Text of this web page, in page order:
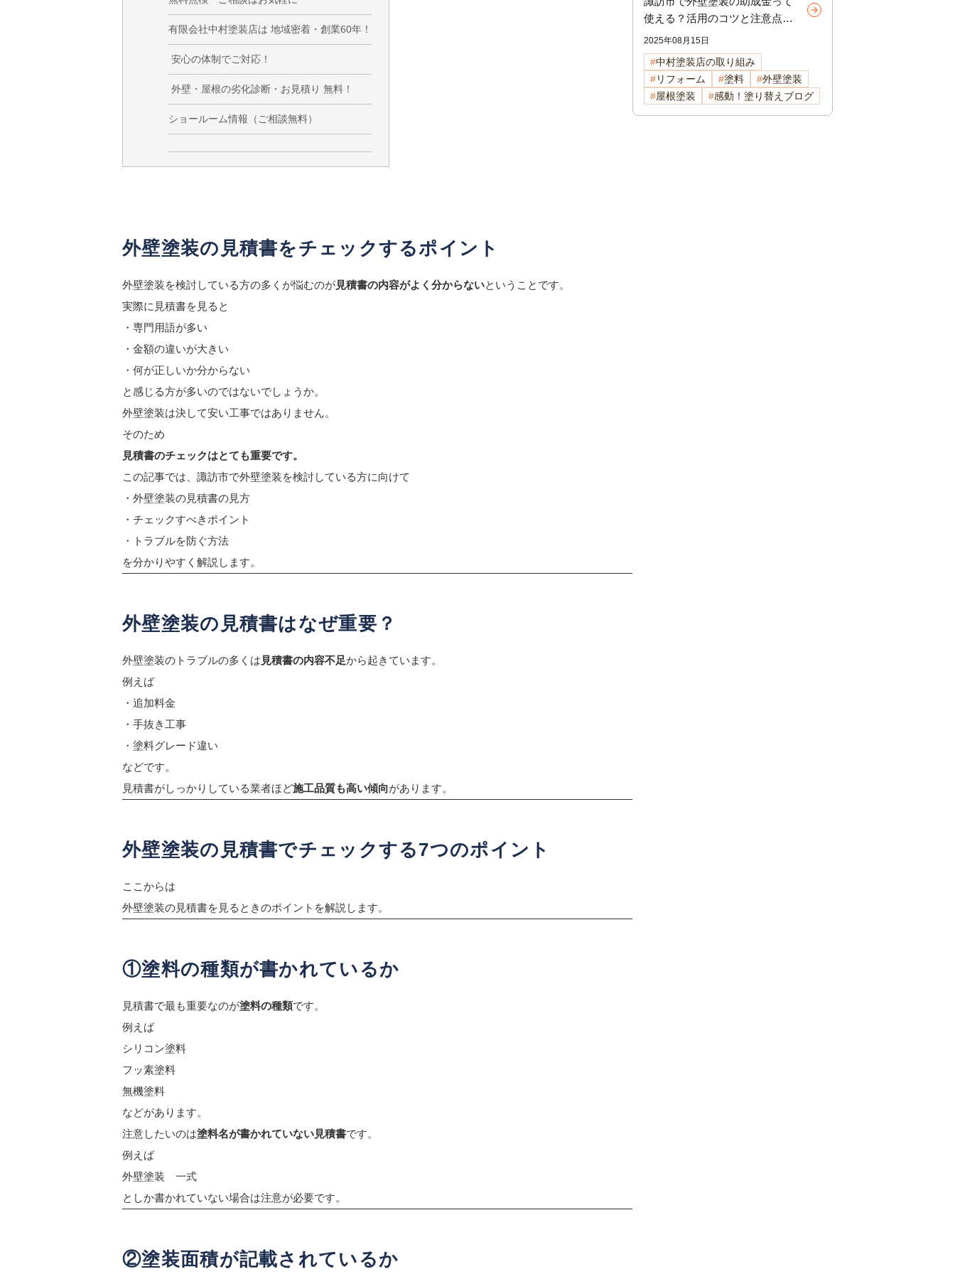
有限会社中村塗装店は 地域密着・創業60年！
安心の体制でご対応！
外壁・屋根の劣化診断・お見積り 無料！
ショールーム情報（ご相談無料）
外壁塗装の見積書をチェックするポイント
外壁塗装を検討している方の多くが悩むのが見積書の内容がよく分からないということです。
実際に見積書を見ると
・専門用語が多い
・金額の違いが大きい
・何が正しいか分からない
と感じる方が多いのではないでしょうか。
外壁塗装は決して安い工事ではありません。
そのため
見積書のチェックはとても重要です。
この記事では、諏訪市で外壁塗装を検討している方に向けて
・外壁塗装の見積書の見方
・チェックすべきポイント
・トラブルを防ぐ方法
を分かりやすく解説します。
外壁塗装の見積書はなぜ重要？
外壁塗装のトラブルの多くは 見積書の内容不足から起きています。
例えば
・追加料金
・手抜き工事
・塗料グレード違い
などです。
見積書がしっかりしている業者ほど施工品質も高い傾向があります。
外壁塗装の見積書でチェックする7つのポイント
ここからは
外壁塗装の見積書を見るときのポイントを解説します。
①塗料の種類が書かれているか
見積書で最も重要なのが塗料の種類です。
例えば
シリコン塗料
フッ素塗料
無機塗料
などがあります。
注意したいのは塗料名が書かれていない見積書です。
例えば
外壁塗装 一式
としか書かれていない場合は注意が必要です。
②塗装面積が記載されているか
使える？活用のコツと注意点を
やさしく解説【2025年度版】
2025年08月15日
中村塗装店の取り組み
リフォーム
塗料
外壁塗装
屋根塗装
感動！塗り替えブログ